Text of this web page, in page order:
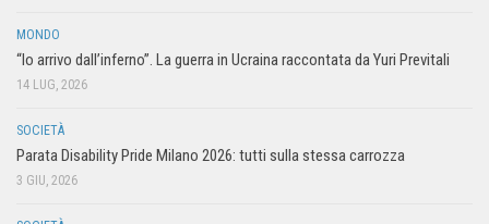
MONDO
“Io arrivo dall’inferno”. La guerra in Ucraina raccontata da Yuri Previtali
14 LUG, 2026
SOCIETÀ
Parata Disability Pride Milano 2026: tutti sulla stessa carrozza
3 GIU, 2026